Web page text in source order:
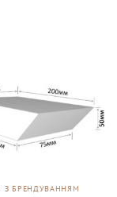
З БРЕНДУВАННЯМ